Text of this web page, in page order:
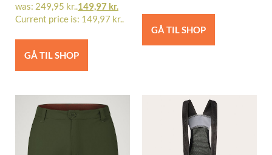
was: 249,95 kr..149,97 kr.
Current price is: 149,97 kr..
GÅ TIL SHOP
GÅ TIL SHOP